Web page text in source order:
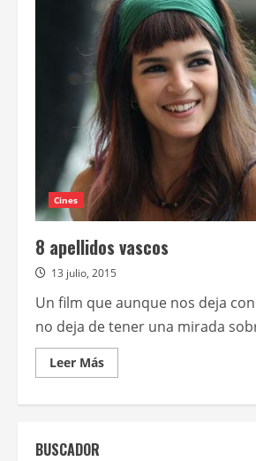
apellidos
catalanes
Cines
8 apellidos vascos
13 julio, 2015
Un film que aunque nos deja
no deja de tener una mirada
Leer MásLeer
más
BUSCADOR